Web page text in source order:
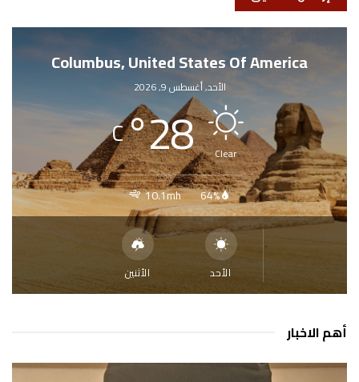
Columbus, United States Of America
الأحد, أغسطس 9, 2026
Clear
28
°
C
64%
10.1mh
الأحد الأثنين
أهم الاخبار